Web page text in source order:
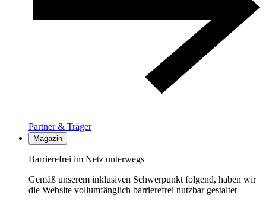
Partner & Träger
Magazin
Barrierefrei im Netz unterwegs
Gemäß unserem inklusiven Schwerpunkt folgend, haben wir
die Website vollumfänglich barrierefrei nutzbar gestaltet